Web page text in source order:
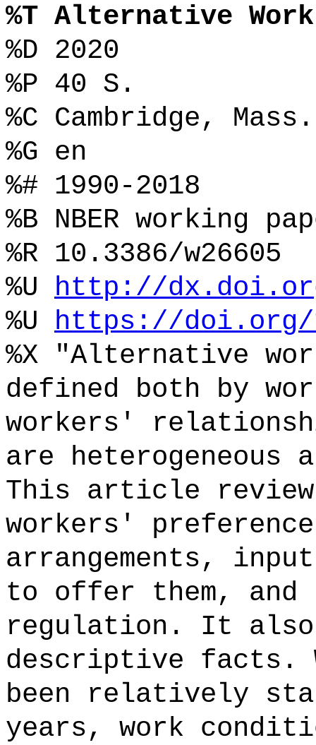
%T Alternative
%D 2020
%P 40 S.
%C Cambridge, Mass.
%G en
%# 1990-2018
%B NBER working
%R 10.3386/w26605
%U http://
%U https://doi.org/
%X "Alternative
defined both by
workers'
are heterogeneous
This article
workers'
arrangements,
to offer them, and
regulation. It
descriptive facts.
been relatively
years, work